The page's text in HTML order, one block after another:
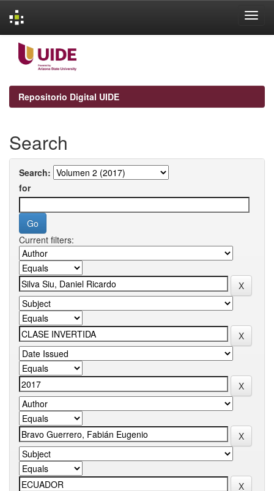
navigation
Repositorio Digital UIDE
Search
Search:
for
Current filters: